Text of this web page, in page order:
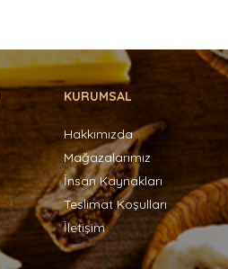
KURUMSAL
Hakkımızda
Mağazalarımız
İnsan Kaynakları
Teslimat Koşulları
İletişim